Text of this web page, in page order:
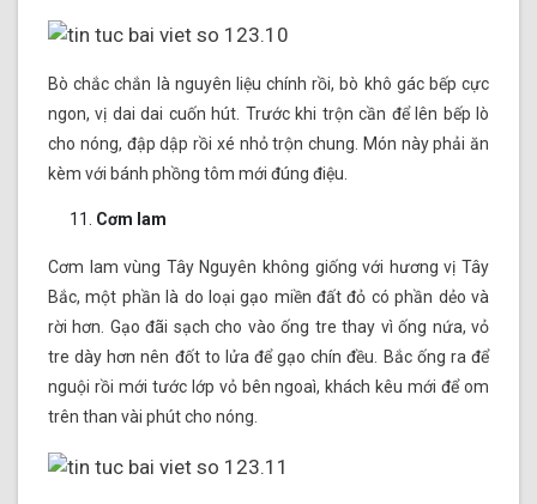
Bò chắc chắn là nguyên liệu chính rồi, bò khô gác bếp cực
ngon, vị dai dai cuốn hút. Trước khi trộn cần để lên bếp lò
cho nóng, đập dập rồi xé nhỏ trộn chung. Món này phải ăn
kèm với bánh phồng tôm mới đúng điệu.
Cơm lam
Cơm lam vùng Tây Nguyên không giống với hương vị Tây
Bắc, một phần là do loại gạo miền đất đỏ có phần dẻo và
rời hơn. Gạo đãi sạch cho vào ống tre thay vì ống nứa, vỏ
tre dày hơn nên đốt to lửa để gạo chín đều. Bắc ống ra để
nguội rồi mới tước lớp vỏ bên ngoaì, khách kêu mới để om
trên than vài phút cho nóng.